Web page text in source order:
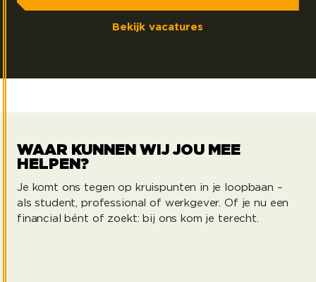
Bekijk vacatures
WAAR KUNNEN WIJ JOU MEE
HELPEN?
Je komt ons tegen op kruispunten in je loopbaan –
als student, professional of werkgever. Of je nu een
financial bént of zoekt: bij ons kom je terecht.
INTERIM FINANCE
PROFESSIONALS
EXECUTIVE SEARCH FINANCE
KASPAROV VOOR KANDIDATEN
KASPAROV VOOR